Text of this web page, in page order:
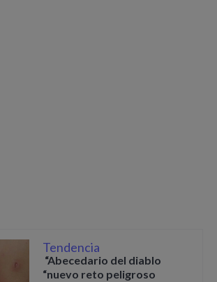
Tendencia
“Abecedario del diablo
“nuevo reto peligroso